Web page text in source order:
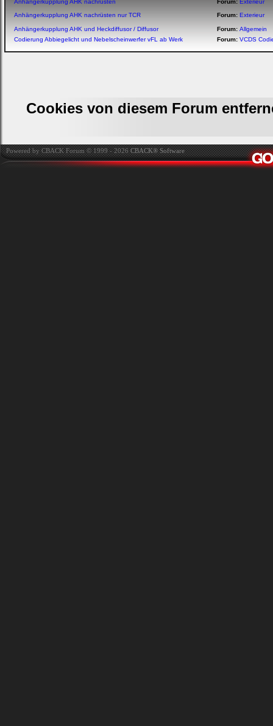
Anhängerkupplung AHK nachrüsten Forum: Exterieur
Anhängerkupplung AHK nachrüsten nur TCR
Forum: Exterieur
Anhängerkupplung AHK und Heckdiffusor / Diffusor Forum: Allgemein
Codierung Abbiegelicht und Nebelscheinwerfer vFL ab Werk
Forum: VCDS
Cookies von diesem Forum
Powered by CBACK Forum © 1999 - 2026CBACK® Software